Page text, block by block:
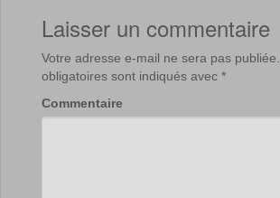
Laisser un commentaire
Votre adresse e-mail ne sera pas publiée.
obligatoires sont indiqués avec *
Commentaire